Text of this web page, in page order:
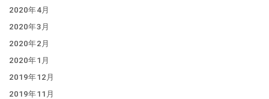
2020年4月
2020年3月
2020年2月
2020年1月
2019年12月
2019年11月